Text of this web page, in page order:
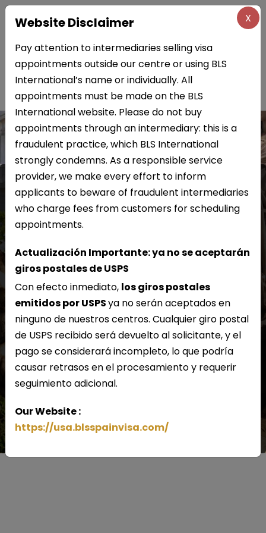
X
Website Disclaimer
Pay attention to intermediaries selling visa
appointments outside our centre or using BLS
International’s name or individually. All
appointments must be made on the BLS
International website. Please do not buy
appointments through an intermediary: this is a
fraudulent practice, which BLS International
strongly condemns. As a responsible service
provider, we make every effort to inform
applicants to beware of fraudulent intermediaries
who charge fees from customers for scheduling
appointments.
Actualización Importante: ya no se aceptarán
giros postales de USPS
Con efecto inmediato, los giros postales
emitidos por USPSya no serán aceptados en
ninguno de nuestros centros. Cualquier giro postal
de USPS recibido será devuelto al solicitante, y el
pago se considerará incompleto, lo que podría
causar retrasos en el procesamiento y requerir
seguimiento adicional.
Our Website :
https://usa.blsspainvisa.com/
SOLICITAR UNA VISA
PARA ESPAÑA EN USA
Seleccione el idioma
Boston
Houston
Los Angeles
Washington DC